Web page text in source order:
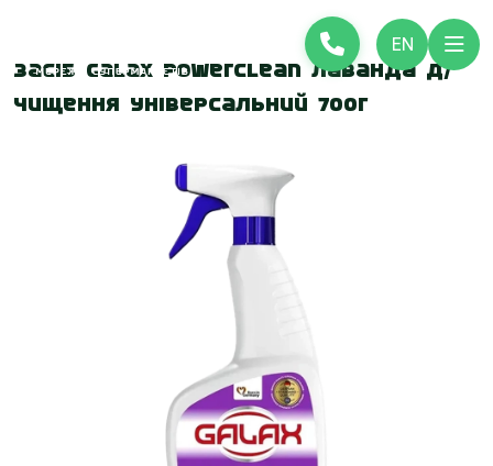
EN
Засіб Galax PowerClean Лаванда д/
чищення універсальний 700г